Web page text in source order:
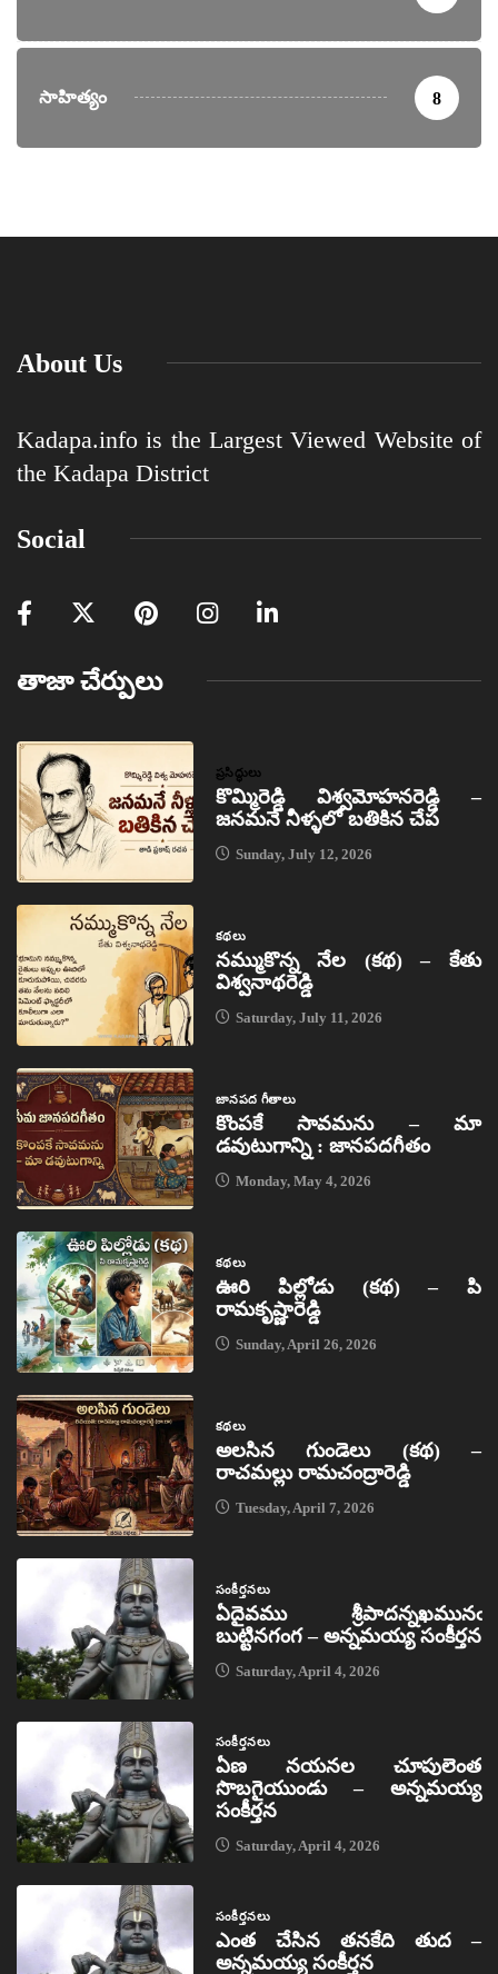
సాహిత్యం 8
About Us
Kadapa.info is the Largest Viewed Website of
the Kadapa District
Social
తాజా చేర్పులు
ప్రసిద్ధులు
కొమ్మిరెడ్డి విశ్వమోహనరెడ్డి –
జనమనే నీళ్ళలో బతికిన చేప
Sunday, July 12, 2026
కథలు
నమ్ముకొన్న నేల (కథ) – కేతు
విశ్వనాథరెడ్డి
Saturday, July 11, 2026
జానపద గీతాలు
కొంపకే సావమను – మా
డవుటుగాన్ని : జానపదగీతం
Monday, May 4, 2026
కథలు
ఊరి పిల్లోడు (కథ) – పి
రామకృష్ణారెడ్డి
Sunday, April 26, 2026
కథలు
అలసిన గుండెలు (కథ) –
రాచమల్లు రామచంద్రారెడ్డి
Tuesday, April 7, 2026
సంకీర్తనలు
ఏదైవము శ్రీపాదన్నఖమునఁ
బుట్టినగంగ – అన్నమయ్య సంకీర్తన
Saturday, April 4, 2026
సంకీర్తనలు
ఏణ నయనల చూపులెంత
సొబగైయుండు – అన్నమయ్య
సంకీర్తన
Saturday, April 4, 2026
సంకీర్తనలు
ఎంత చేసిన తనకేది తుద –
అన్నమయ్య సంకీర్తన